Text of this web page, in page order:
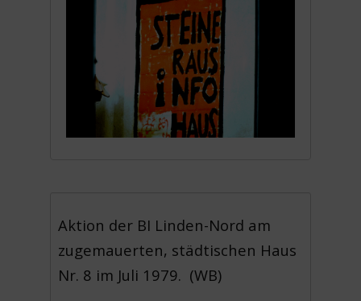
Aktion der BI Linden-Nord am
zugemauerten, städtischen Haus
Nr. 8 im Juli 1979. (WB)